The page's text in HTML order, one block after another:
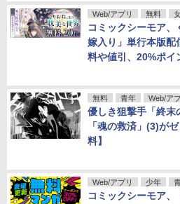
Web/アプリ 無料
コミックシーモア
嫁入り」単行本版配
料や値引、20%ポイ
無料 青年 Web/ア
優しき狙撃手「終末
「魂の救済」(3)が
料】
Web/アプリ 少年
コミックシーモア